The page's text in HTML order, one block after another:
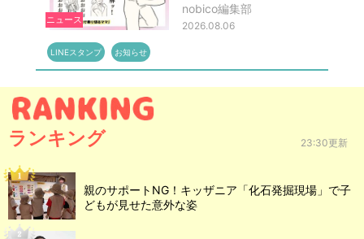
ニュース
nobico編集部
2026.08.06
LINEスタンプ お知らせ
ランキング 23:30更新
親のサポートNG！キッザニア「化石発掘現場」で子
どもが見せた意外な姿